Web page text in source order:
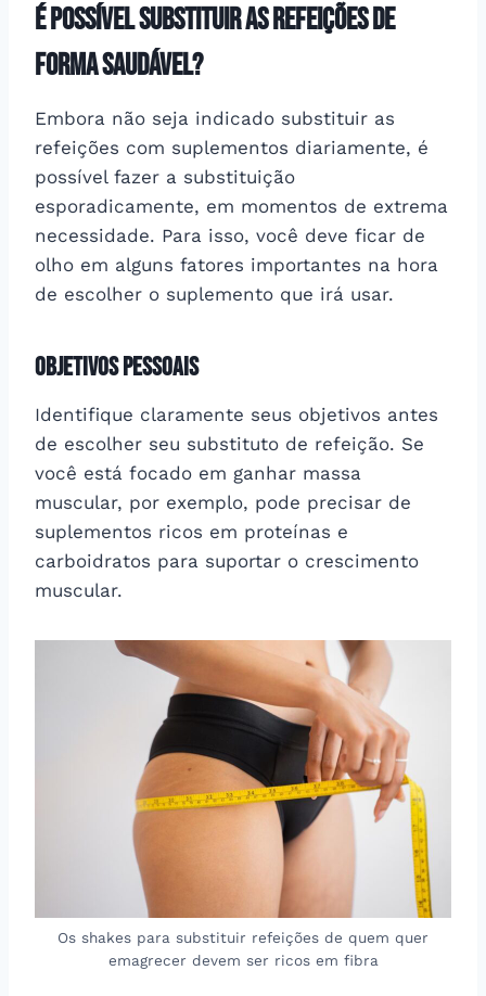
É possível substituir as refeições de
forma saudável?
Embora não seja indicado substituir as
refeições com suplementos diariamente, é
possível fazer a substituição
esporadicamente, em momentos de extrema
necessidade. Para isso, você deve ficar de
olho em alguns fatores importantes na hora
de escolher o suplemento que irá usar.
Objetivos Pessoais
Identifique claramente seus objetivos antes
de escolher seu substituto de refeição. Se
você está focado em ganhar massa
muscular, por exemplo, pode precisar de
suplementos ricos em proteínas e
carboidratos para suportar o crescimento
muscular.
Os shakes para substituir refeições de quem quer
emagrecer devem ser ricos em fibra